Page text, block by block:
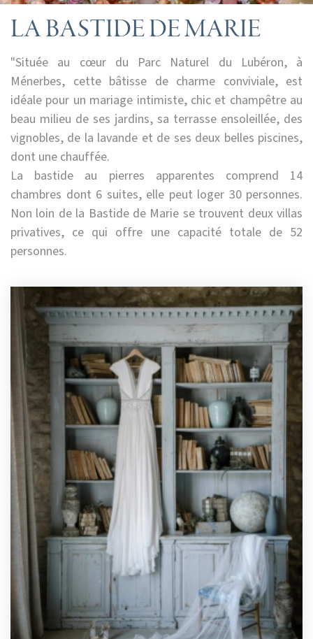
LA BASTIDE DE MARIE
"Située au cœur du Parc Naturel du Lubéron, à
Ménerbes, cette bâtisse de charme conviviale, est
idéale pour un mariage intimiste, chic et champêtre au
beau milieu de ses jardins, sa terrasse ensoleillée, des
vignobles, de la lavande et de ses deux belles piscines,
dont une chauffée.
La bastide au pierres apparentes comprend 14
chambres dont 6 suites, elle peut loger 30 personnes.
Non loin de la Bastide de Marie se trouvent deux villas
privatives, ce qui offre une capacité totale de 52
personnes.